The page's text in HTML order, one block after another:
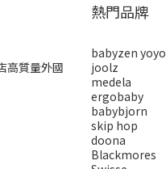
高質量外國
熱門品牌
babyzen yoyo
joolz
medela
ergobaby
babybjorn
skip hop
doona
Blackmores